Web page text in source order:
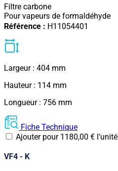
Filtre carbone
Pour vapeurs de formaldéhyde
Référence : H11054401
Largeur : 404 mm
Hauteur : 114 mm
Longueur : 756 mm
Fiche Technique
Ajouter pour 1180,00 € l'unité
VF4 - K